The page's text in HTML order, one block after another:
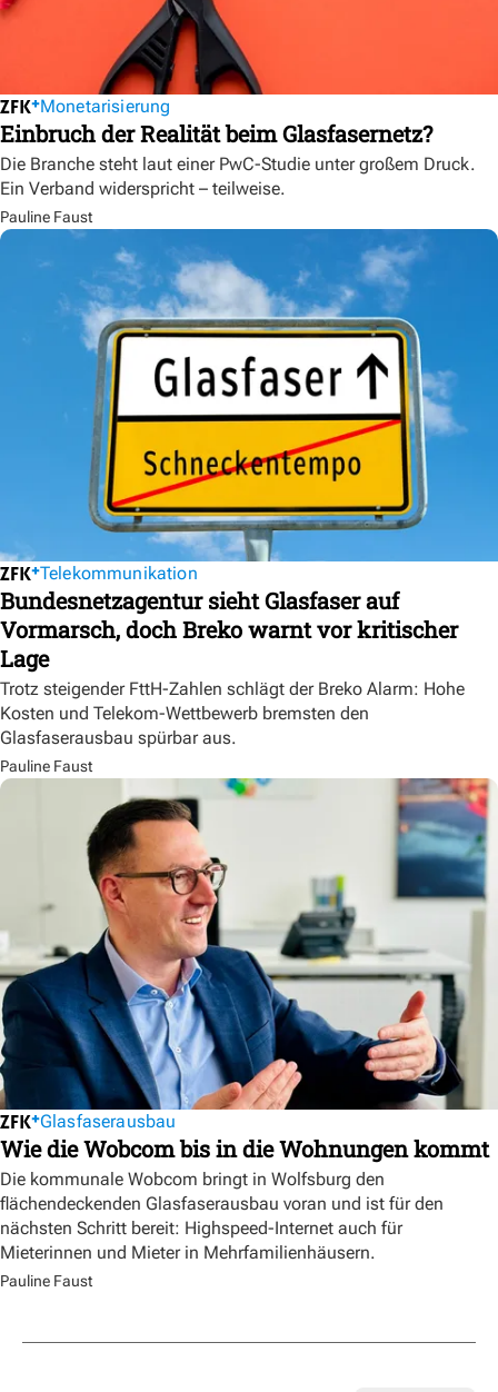
Monetarisierung
Einbruch der Realität beim Glasfasernetz?
Die Branche steht laut einer PwC-Studie unter großem Druck.
Ein Verband widerspricht – teilweise.
Pauline Faust
Telekommunikation
Bundesnetzagentur sieht Glasfaser auf
Vormarsch, doch Breko warnt vor kritischer
Lage
Trotz steigender FttH-Zahlen schlägt der Breko Alarm: Hohe
Kosten und Telekom-Wettbewerb bremsten den
Glasfaserausbau spürbar aus.
Pauline Faust
Glasfaserausbau
Wie die Wobcom bis in die Wohnungen kommt
Die kommunale Wobcom bringt in Wolfsburg den
flächendeckenden Glasfaserausbau voran und ist für den
nächsten Schritt bereit: Highspeed-Internet auch für
Mieterinnen und Mieter in Mehrfamilienhäusern.
Pauline Faust